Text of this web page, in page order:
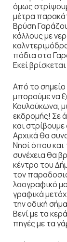
όµως
µέτρα
Βρύση
κάλλους µε
πόδια στο
Εκεί
Από το
µπορούµε να
Κουλούκωνα,
εκδροµής! Σε
και
Αρχικά θα
Νησί όπου και
συνέχεια θα
κέντρο του
τον
λαογραφικό
γραφικά
την οδική
Βενί µε τα
πηγές µε τα